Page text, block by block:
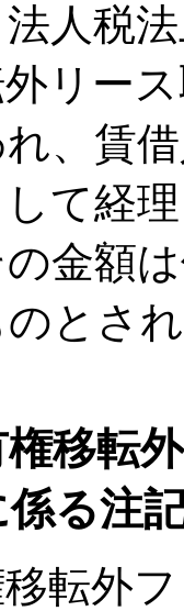
人税
リー
れ、賃
て経
の金額
のとさ
移転
る注
転外